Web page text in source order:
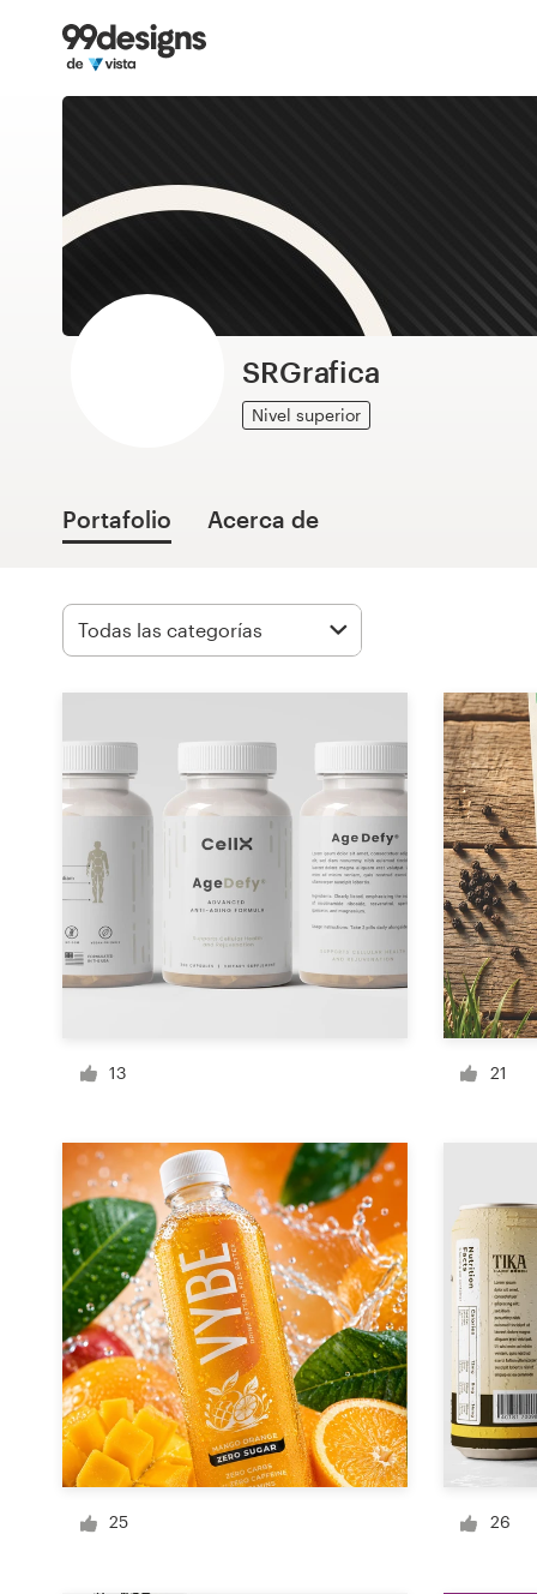
SRGrafica
Nivel superior
Portafolio Acerca de
13 21
25 26
Inicio
Explorar categorías
Encontrar un diseñador
Inspiración
diseño
Proyectos 1-1
Encontrar un diseñador
99designs Studio
99designs Pro
Obtenga
Tarjeta de presentación
Diseño de páginas web
Guía de la marca
Explorar todas las categorías
Soporte
+49 30 568 376 73